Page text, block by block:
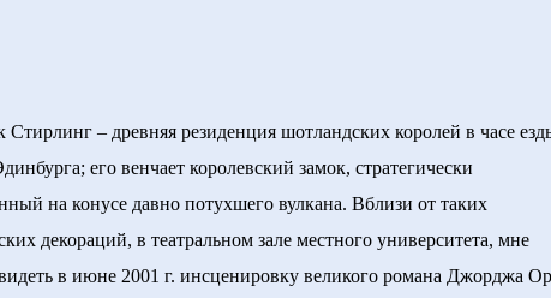
– древняя резиденция шотландских королей в часе
его венчает королевский замок, стратегически
на конусе давно потухшего вулкана. Вблизи от таких
декораций, в театральном зале местного университета, мне
в июне 2001 г. инсценировку великого романа Джорджа